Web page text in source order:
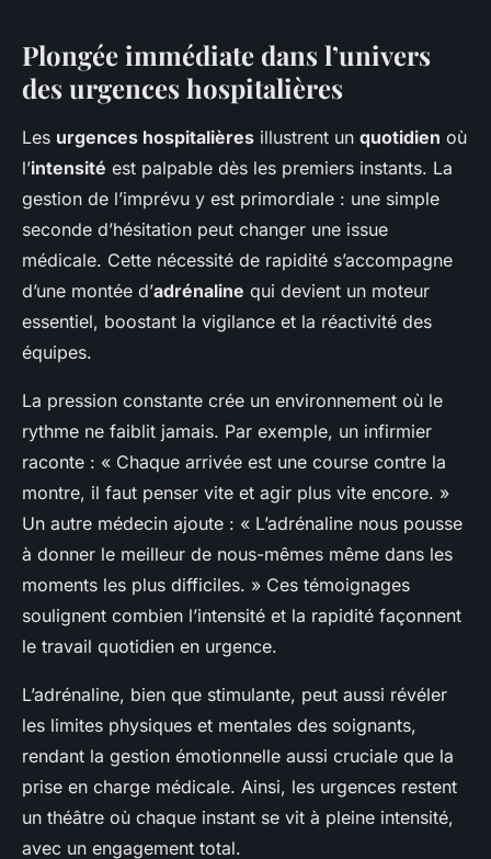
Plongée immédiate dans l’univers
des urgences hospitalières
Les urgences hospitalières illustrent un quotidien où
l’intensité est palpable dès les premiers instants. La
gestion de l’imprévu y est primordiale : une simple
seconde d’hésitation peut changer une issue
médicale. Cette nécessité de rapidité s’accompagne
d’une montée d’adrénaline qui devient un moteur
essentiel, boostant la vigilance et la réactivité des
équipes.
La pression constante crée un environnement où le
rythme ne faiblit jamais. Par exemple, un infirmier
raconte : « Chaque arrivée est une course contre la
montre, il faut penser vite et agir plus vite encore. »
Un autre médecin ajoute : « L’adrénaline nous pousse
à donner le meilleur de nous-mêmes même dans les
moments les plus difficiles. » Ces témoignages
soulignent combien l’intensité et la rapidité façonnent
le travail quotidien en urgence.
L’adrénaline, bien que stimulante, peut aussi révéler
les limites physiques et mentales des soignants,
rendant la gestion émotionnelle aussi cruciale que la
prise en charge médicale. Ainsi, les urgences restent
un théâtre où chaque instant se vit à pleine intensité,
avec un engagement total.